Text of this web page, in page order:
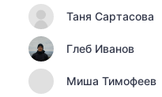
Таня Сартасова
Глеб Иванов
Миша Тимофеев